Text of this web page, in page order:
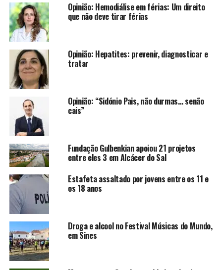
Opinião: Hemodiálise em férias: Um direito
que não deve tirar férias
Opinião: Hepatites: prevenir, diagnosticar e
tratar
Opinião: “Sidónio Pais, não durmas… senão
cais”
Fundação Gulbenkian apoiou 21 projetos
entre eles 3 em Alcácer do Sal
Estafeta assaltado por jovens entre os 11 e
os 18 anos
Droga e alcool no Festival Músicas do Mundo,
em Sines